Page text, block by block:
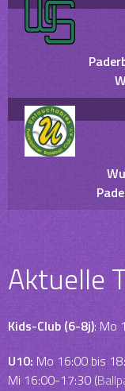
Aktuelle
Kids-Club (6-8j): Mo
U10:Mo 16:00 bis
Mi 16:00-17:30 (